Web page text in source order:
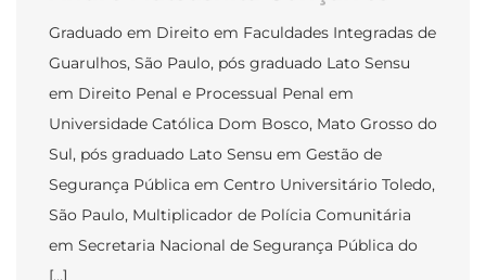
Graduado em Direito em Faculdades Integradas de
Guarulhos, São Paulo, pós graduado Lato Sensu
em Direito Penal e Processual Penal em
Universidade Católica Dom Bosco, Mato Grosso do
Sul, pós graduado Lato Sensu em Gestão de
Segurança Pública em Centro Universitário Toledo,
São Paulo, Multiplicador de Polícia Comunitária
em Secretaria Nacional de Segurança Pública do